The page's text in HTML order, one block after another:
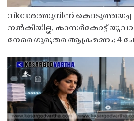
വിദേശത്തുനിന്ന് കൊടുത്തയച്ച
നൽകിയില്ല; കാസർകോട്ട്
നേരെ ഗുരുതര ആക്രമണം; 4